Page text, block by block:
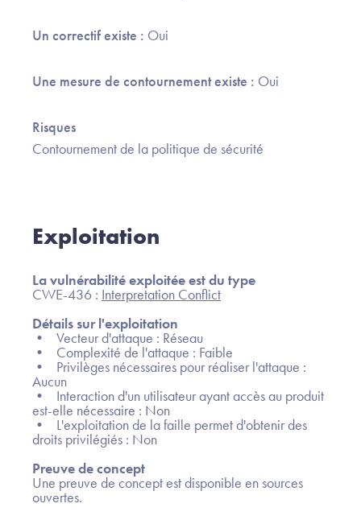
Un correctif existe : Oui
Une mesure de contournement existe : Oui
Risques
Contournement de la politique de sécurité
Exploitation
La vulnérabilité exploitée est du type
CWE-436 : Interpretation Conflict
Détails sur l'exploitation
• Vecteur d'attaque : Réseau
• Complexité de l'attaque : Faible
• Privilèges nécessaires pour réaliser l'attaque :
Aucun
• Interaction d'un utilisateur ayant accès au produit
est-elle nécessaire : Non
• L'exploitation de la faille permet d'obtenir des
droits privilégiés : Non
Preuve de concept
Une preuve de concept est disponible en sources
ouvertes.